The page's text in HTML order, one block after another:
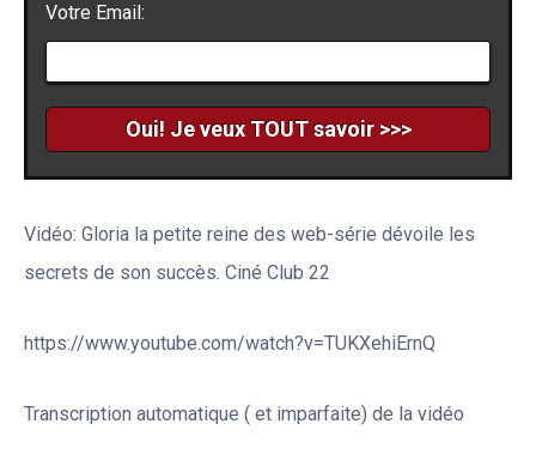
Votre Email:
Vidéo: Gloria la petite reine des web-série dévoile les
secrets de son succès. Ciné Club 22
https://www.youtube.com/watch?v=TUKXehiErnQ
Transcription automatique ( et imparfaite) de la vidéo